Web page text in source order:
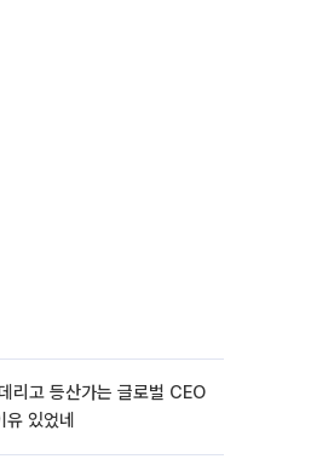
리고 등산가는 글로벌 CEO
있었네